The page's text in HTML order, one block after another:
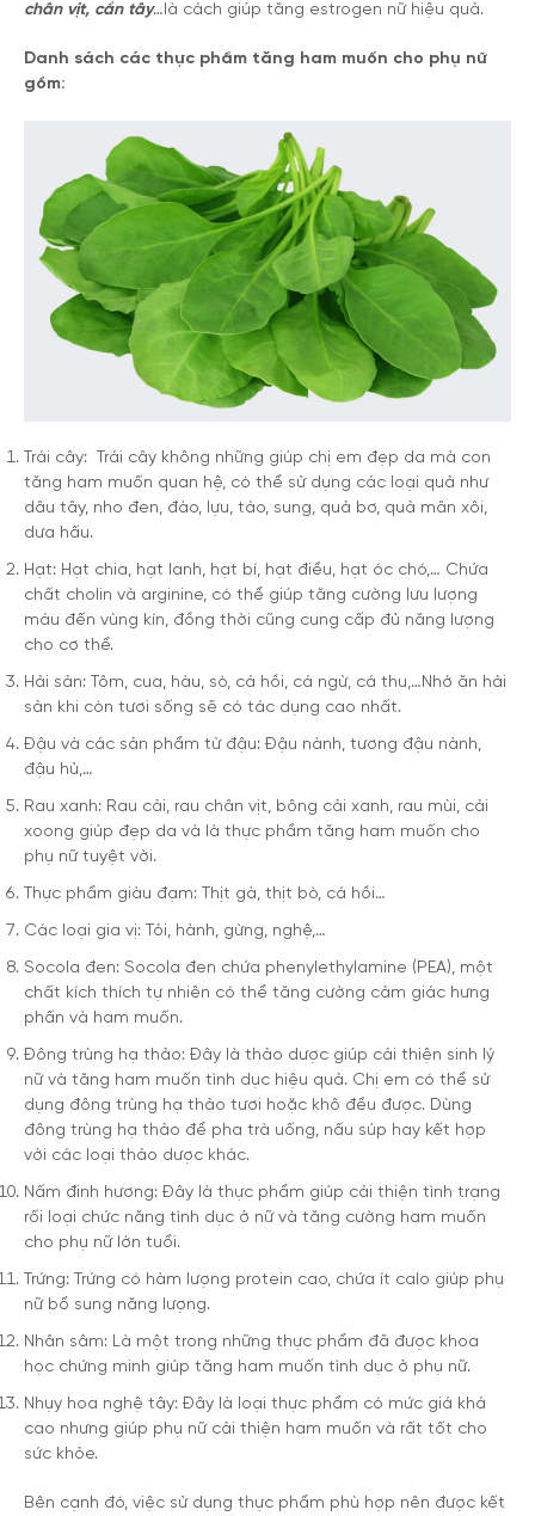
chân vịt, cần tây…là cách giúp tăng estrogen nữ hiệu quả.
Danh sách các thực phẩm tăng ham muốn cho phụ nữ
gồm:
Trái cây: Trái cây không những giúp chị em đẹp da mà con
tăng ham muốn quan hệ, có thể sử dụng các loại quả như
dâu tây, nho đen, đào, lựu, táo, sung, quả bơ, quả mân xôi,
dưa hấu.
Hạt: Hạt chia, hạt lanh, hạt bí, hạt điều, hạt óc chó,… Chứa
chất cholin và arginine, có thể giúp tăng cường lưu lượng
máu đến vùng kín, đồng thời cũng cung cấp đủ năng lượng
cho cơ thể.
Hải sản: Tôm, cua, hàu, sò, cá hồi, cá ngừ, cá thu,…Nhớ ăn hải
sản khi còn tươi sống sẽ có tác dụng cao nhất.
Đậu và các sản phẩm từ đậu: Đậu nành, tương đậu nành,
đậu hủ,…
Rau xanh: Rau cải, rau chân vịt, bông cải xanh, rau mùi, cải
xoong giúp đẹp da và là thực phẩm tăng ham muốn cho
phụ nữ tuyệt vời.
Thực phẩm giàu đạm: Thịt gà, thịt bò, cá hồi…
Các loại gia vị: Tỏi, hành, gừng, nghệ,…
Socola đen: Socola đen chứa phenylethylamine (PEA), một
chất kích thích tự nhiên có thể tăng cường cảm giác hưng
phấn và ham muốn.
Đông trùng hạ thảo: Đây là thảo dược giúp cải thiện sinh lý
nữ và tăng ham muốn tình dục hiệu quả. Chị em có thể sử
dụng đông trùng hạ thảo tươi hoặc khô đều được. Dùng
đông trùng hạ thảo để pha trà uống, nấu súp hay kết hợp
với các loại thảo dược khác.
Nấm đinh hương: Đây là thực phẩm giúp cải thiện tình trạng
rối loại chức năng tình dục ở nữ và tăng cường ham muốn
cho phụ nữ lớn tuổi.
Trứng: Trứng có hàm lượng protein cao, chứa ít calo giúp phụ
nữ bổ sung năng lượng.
Nhân sâm: Là một trong những thực phẩm đã được khoa
học chứng minh giúp tăng ham muốn tình dục ở phụ nữ.
Nhụy hoa nghệ tây: Đây là loại thực phẩm có mức giá khá
cao nhưng giúp phụ nữ cải thiện ham muốn và rất tốt cho
sức khỏe.
Bên cạnh đó, việc sử dụng thực phẩm phù hợp nên được kết